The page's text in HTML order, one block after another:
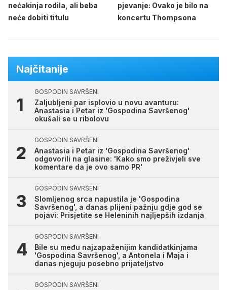
nećakinja rodila, ali beba
neće dobiti titulu
pjevanje: Ovako je bilo na
koncertu Thompsona
Najčitanije
GOSPODIN SAVRŠENI
Zaljubljeni par isplovio u novu avanturu:
Anastasia i Petar iz 'Gospodina Savršenog'
okušali se u ribolovu
GOSPODIN SAVRŠENI
Anastasia i Petar iz 'Gospodina Savršenog'
odgovorili na glasine: 'Kako smo preživjeli sve
komentare da je ovo samo PR'
GOSPODIN SAVRŠENI
Slomljenog srca napustila je 'Gospodina
Savršenog', a danas plijeni pažnju gdje god se
pojavi: Prisjetite se Heleninih najljepših izdanja
GOSPODIN SAVRŠENI
Bile su među najzapaženijim kandidatkinjama
'Gospodina Savršenog', a Antonela i Maja i
danas njeguju posebno prijateljstvo
GOSPODIN SAVRŠENI